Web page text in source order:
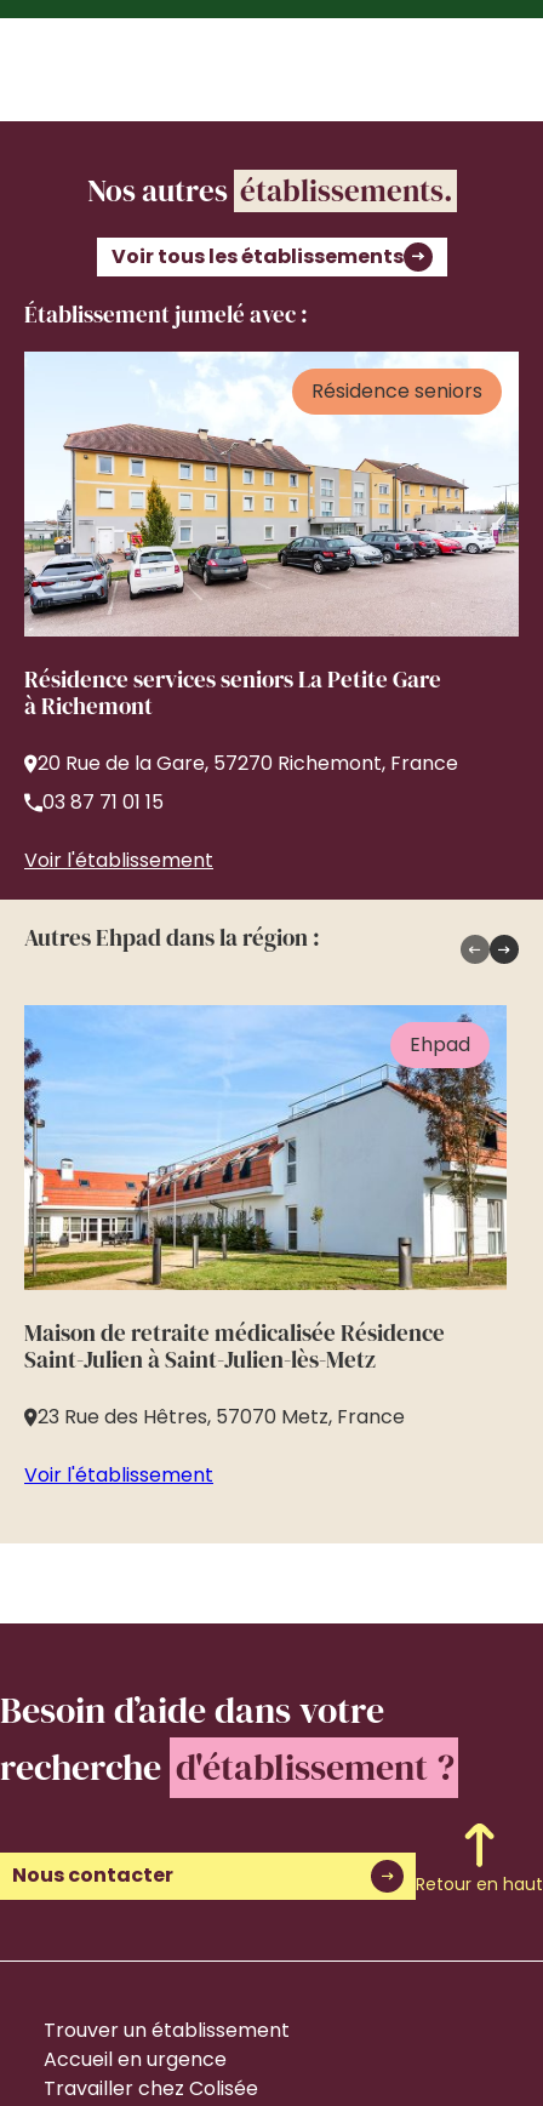
Nos autres établissements.
Voir tous les établissements
Établissement jumelé avec :
Résidence seniors
Résidence services seniors La Petite Gare
à Richemont
20 Rue de la Gare, 57270 Richemont, France
03 87 71 01 15
Voir l'établissement
Autres Ehpad dans la région :
Ehpad
Maison de retraite médicalisée Résidence
Saint-Julien à Saint-Julien-lès-Metz
23 Rue des Hêtres, 57070 Metz, France
Voir l'établissement
Besoin d’aidedans votre
recherche d'établissement ?
Nous contacter Retour en haut
Trouver un établissement
Accueil en urgence
Travailler chez Colisée